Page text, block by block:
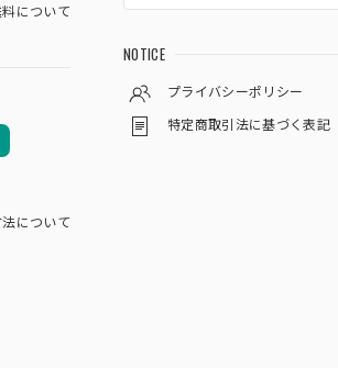
について
について
NOTICE
プライバシーポリシー
特定商取引法に基づく表記